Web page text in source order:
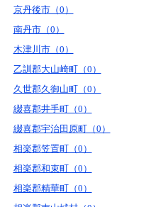
京丹後市（0）
南丹市（0）
木津川市（0）
乙訓郡大山崎町（0）
久世郡久御山町（0）
綴喜郡井手町（0）
綴喜郡宇治田原町（0）
相楽郡笠置町（0）
相楽郡和束町（0）
相楽郡精華町（0）